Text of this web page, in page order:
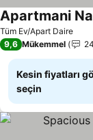
Tüm Ev/Apart Daire
Apartmani
9,6 Mükemmel 24
Kesin fiyatları
seçin